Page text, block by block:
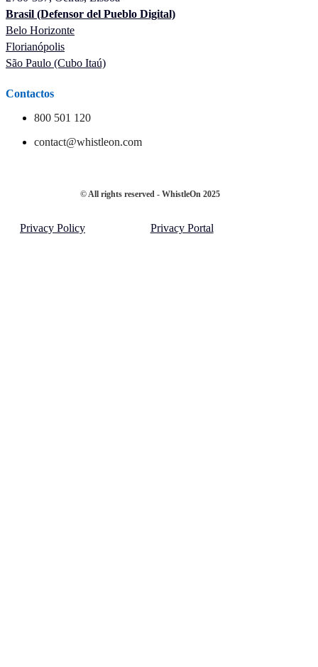
Brasil (Defensor del Pueblo Digital)
Belo Horizonte
Florianópolis
São Paulo (Cubo Itaú)
Contactos
800 501 120
contact@whistleon.com
© All rights reserved - WhistleOn 2025
Privacy Policy Privacy Portal